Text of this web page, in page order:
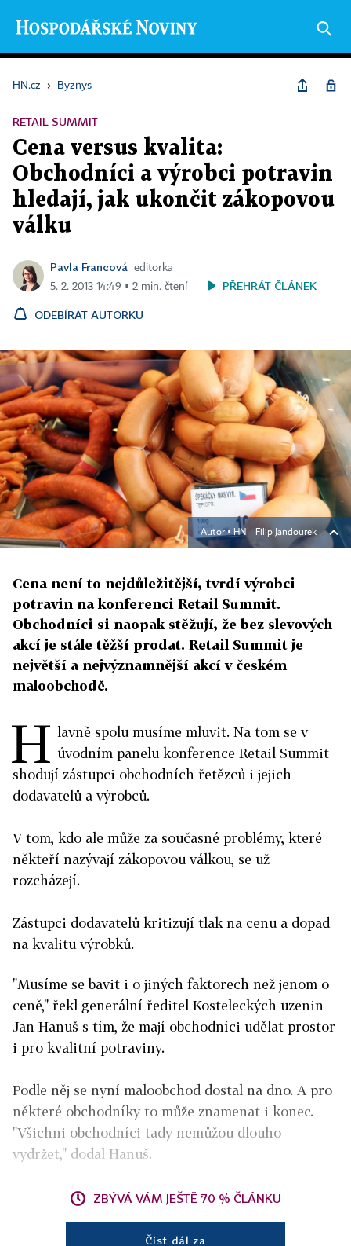
HN.cz › Byznys
RETAIL SUMMIT
Cena versus kvalita:
Obchodníci a výrobci potravin
hledají, jak ukončit zákopovou
válku
Pavla Francová
editorka
5. 2. 2013 14:49 ▪ 2 min. čtení
PŘEHRÁT ČLÁNEK
ODEBÍRAT AUTORKU
Autor ▪HN – Filip Jandourek
Cena není to nejdůležitější, tvrdí výrobci
potravin na konferenci Retail Summit.
Obchodníci si naopak stěžují, že bez slevových
akcí je stále těžší prodat. Retail Summit je
největší a nejvýznamnější akcí v českém
maloobchodě.
H lavně spolu musíme mluvit. Na tom se v
úvodním panelu konference Retail Summit
shodují zástupci obchodních řetězců i jejich
dodavatelů a výrobců.
V tom, kdo ale může za současné problémy, které
někteří nazývají zákopovou válkou, se už
rozcházejí.
Zástupci dodavatelů kritizují tlak na cenu a dopad
na kvalitu výrobků.
"Musíme se bavit i o jiných faktorech než jenom o
ceně," řekl generální ředitel Kosteleckých uzenin
Jan Hanuš s tím, že mají obchodníci udělat prostor
i pro kvalitní potraviny.
Podle něj se nyní maloobchod dostal na dno. A pro
některé obchodníky to může znamenat i konec.
"Všichni obchodníci tady nemůžou dlouho
vydržet," dodal Hanuš.
ZBÝVÁ VÁM JEŠTĚ 70 % ČLÁNKU
Číst dál za